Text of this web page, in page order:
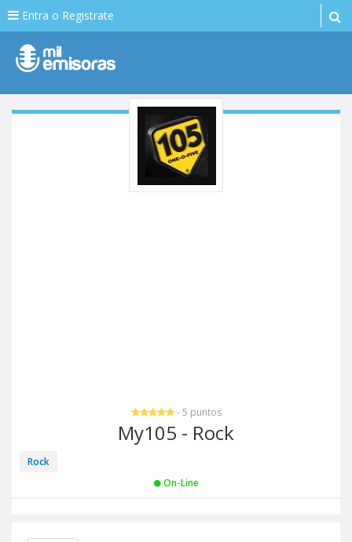
Entra o Registrate
- 5 puntos
My105 - Rock
Rock
On-Line